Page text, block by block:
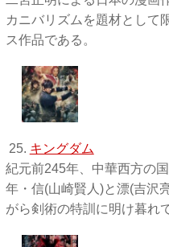
カニバリズムを題材として
ス作品である。
25. キングダム
紀元前245年、中華西方の
年・信(山崎賢人)と漂(吉沢
がら剣術の特訓に明け暮れ